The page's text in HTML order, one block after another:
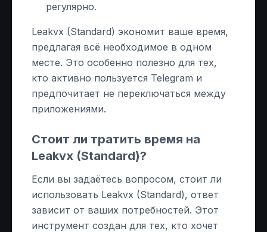
регулярно.
Leakvx (Standard) экономит ваше время,
предлагая всё необходимое в одном
месте. Это особенно полезно для тех,
кто активно пользуется Telegram и
предпочитает не переключаться между
приложениями.
Стоит ли тратить время на
Leakvx (Standard)?
Если вы задаётесь вопросом, стоит ли
использовать Leakvx (Standard), ответ
зависит от ваших потребностей. Этот
инструмент создан для тех, кто хочет